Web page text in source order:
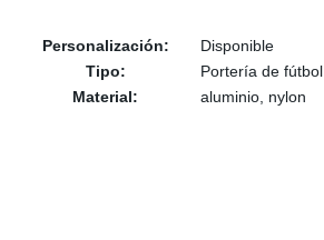
Personalización:
Disponible
Tipo:
Portería de fútbol
Material:
aluminio, nylon